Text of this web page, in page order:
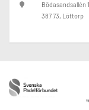
Bödasandsallén
387 73, Löttorp